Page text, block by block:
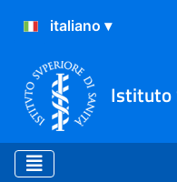
Istituto